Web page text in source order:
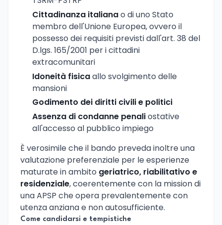
Cittadinanza italianao di uno Stato
membro dell'Unione Europea, ovvero il
possesso dei requisiti previsti dall'art. 38 del
D.lgs. 165/2001 per i cittadini
extracomunitari
Idoneità fisicaallo svolgimento delle
mansioni
Godimento dei diritti civili e politici
Assenza di condanne penaliostative
all'accesso al pubblico impiego
È verosimile che il bando preveda inoltre una
valutazione preferenziale per le esperienze
maturate in ambito geriatrico, riabilitativo e
residenziale, coerentemente con la mission di
una APSP che opera prevalentemente con
utenza anziana e non autosufficiente.
Come candidarsi e tempistiche